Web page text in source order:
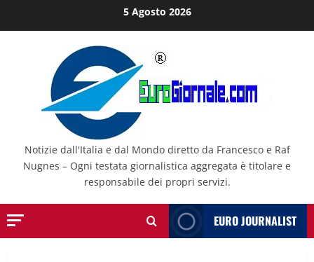
al
5 Agosto 2026
Notizie dall'Italia e dal Mondo diretto da Francesco e Raf
Nugnes – Ogni testata giornalistica aggregata è titolare e
responsabile dei propri servizi.
EURO JOURNALIST